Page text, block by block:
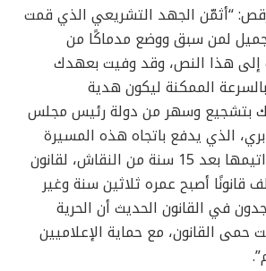
“أثمّن الجهد التشريعي الذي قمت
لمن سبق ووضع مدماكًا من
إلى هذا النص، وقد وفيت بعهدك
الممكنة ليكون هدية
بتشجيع وسهر من دولة رئيس مجلس
بري، الذي يدفع باتجاه هذه المسيرة
التشريعية لتبلغ خواتيمها بعد 15 سنة من النقاش، لقانون
قانونًا أصبح عمره ثلاثين سنة وغير
في القانون الحديث أن الحرية
حمى القانون، مع حماية الإعلاميين